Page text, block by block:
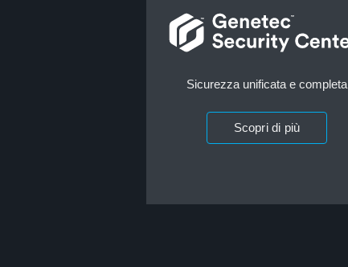
Sicurezza unificata e completa
Scopri di più